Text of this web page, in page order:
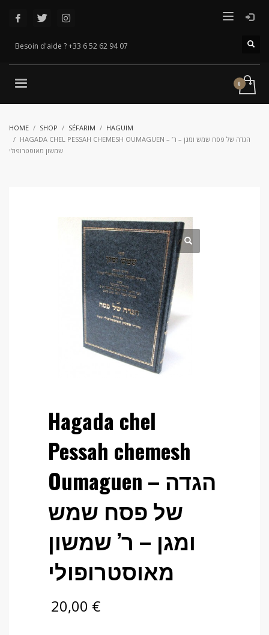
Besoin d'aide ? +33 6 52 62 94 07
HOME SHOP SÉFARIM
HAGUIM
HAGADA CHEL PESSAH CHEMESH OUMAGUEN – הגדה של פסח שמש ומגן – ר’
שמשון מאוסטרופולי
Hagada chel
Pessah chemesh
Oumaguen – הגדה
של פסח שמש
ומגן – ר’ שמשון
מאוסטרופולי
20,00 €